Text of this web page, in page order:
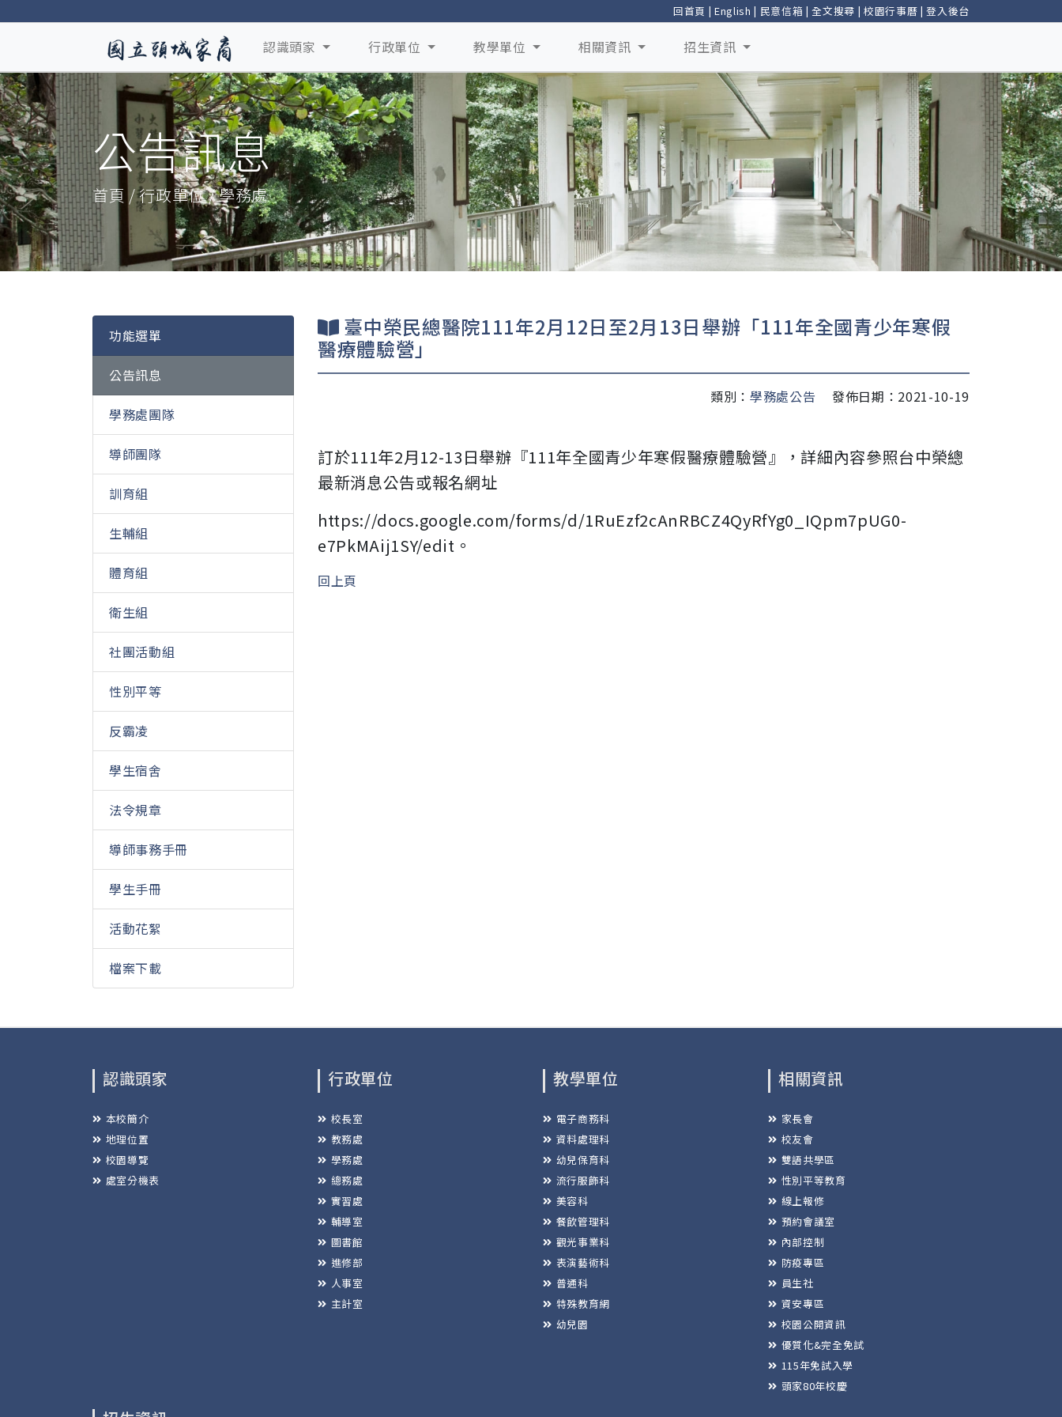
回首頁 | English | 民意信箱 |全文搜尋 | 校園行事曆 |登入後台
認識頭家 行政單位 教學單位 相關資訊 招生資訊
公告訊息
首頁 / 行政單位 / 學務處
功能選單
公告訊息
學務處團隊
導師團隊
訓育組
生輔組
體育組
衛生組
社團活動組
性別平等
反霸凌
學生宿舍
法令規章
導師事務手冊
學生手冊
活動花絮
檔案下載
臺中榮民總醫院111年2月12日至2月13日舉辦「111年全國青少年寒假
醫療體驗營」
類別： 學務處公告 發佈日期：2021-10-19
訂於111年2月12-13日舉辦『111年全國青少年寒假醫療體驗營』，詳細內容參照台中榮總
最新消息公告或報名網址
https://docs.google.com/forms/d/1RuEzf2cAnRBCZ4QyRfYg0_IQpm7pUG0-
e7PkMAij1SY/edit。
回上頁
認識頭家
本校簡介
地理位置
校園導覽
處室分機表
行政單位
校長室
教務處
學務處
總務處
實習處
輔導室
圖書館
進修部
人事室
主計室
教學單位
電子商務科
資料處理科
幼兒保育科
流行服飾科
美容科
餐飲管理科
觀光事業科
表演藝術科
普通科
特殊教育網
幼兒園
相關資訊
家長會
校友會
雙語共學區
性別平等教育
線上報修
預約會議室
內部控制
防疫專區
員生社
資安專區
校園公開資訊
優質化&完全免試
115年免試入學
頭家80年校慶